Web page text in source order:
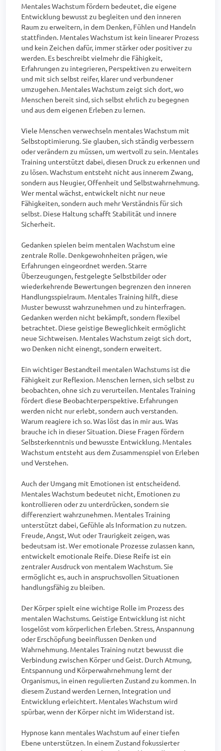
Mentales Wachstum fördern bedeutet, die eigene
Entwicklung bewusst zu begleiten und den inneren
Raum zu erweitern, in dem Denken, Fühlen und Handeln
stattfinden. Mentales Wachstum ist kein linearer Prozess
und kein Zeichen dafür, immer stärker oder positiver zu
werden. Es beschreibt vielmehr die Fähigkeit,
Erfahrungen zu integrieren, Perspektiven zu erweitern
und mit sich selbst reifer, klarer und verbundener
umzugehen. Mentales Wachstum zeigt sich dort, wo
Menschen bereit sind, sich selbst ehrlich zu begegnen
und aus dem eigenen Erleben zu lernen.
Viele Menschen verwechseln mentales Wachstum mit
Selbstoptimierung. Sie glauben, sich ständig verbessern
oder verändern zu müssen, um wertvoll zu sein. Mentales
Training unterstützt dabei, diesen Druck zu erkennen und
zu lösen. Wachstum entsteht nicht aus innerem Zwang,
sondern aus Neugier, Offenheit und Selbstwahrnehmung.
Wer mental wächst, entwickelt nicht nur neue
Fähigkeiten, sondern auch mehr Verständnis für sich
selbst. Diese Haltung schafft Stabilität und innere
Sicherheit.
Gedanken spielen beim mentalen Wachstum eine
zentrale Rolle. Denkgewohnheiten prägen, wie
Erfahrungen eingeordnet werden. Starre
Überzeugungen, festgelegte Selbstbilder oder
wiederkehrende Bewertungen begrenzen den inneren
Handlungsspielraum. Mentales Training hilft, diese
Muster bewusst wahrzunehmen und zu hinterfragen.
Gedanken werden nicht bekämpft, sondern flexibel
betrachtet. Diese geistige Beweglichkeit ermöglicht
neue Sichtweisen. Mentales Wachstum zeigt sich dort,
wo Denken nicht einengt, sondern erweitert.
Ein wichtiger Bestandteil mentalen Wachstums ist die
Fähigkeit zur Reflexion. Menschen lernen, sich selbst zu
beobachten, ohne sich zu verurteilen. Mentales Training
fördert diese Beobachterperspektive. Erfahrungen
werden nicht nur erlebt, sondern auch verstanden.
Warum reagiere ich so. Was löst das in mir aus. Was
brauche ich in dieser Situation. Diese Fragen fördern
Selbsterkenntnis und bewusste Entwicklung. Mentales
Wachstum entsteht aus dem Zusammenspiel von Erleben
und Verstehen.
Auch der Umgang mit Emotionen ist entscheidend.
Mentales Wachstum bedeutet nicht, Emotionen zu
kontrollieren oder zu unterdrücken, sondern sie
differenziert wahrzunehmen. Mentales Training
unterstützt dabei, Gefühle als Information zu nutzen.
Freude, Angst, Wut oder Traurigkeit zeigen, was
bedeutsam ist. Wer emotionale Prozesse zulassen kann,
entwickelt emotionale Reife. Diese Reife ist ein
zentraler Ausdruck von mentalem Wachstum. Sie
ermöglicht es, auch in anspruchsvollen Situationen
handlungsfähig zu bleiben.
Der Körper spielt eine wichtige Rolle im Prozess des
mentalen Wachstums. Geistige Entwicklung ist nicht
losgelöst vom körperlichen Erleben. Stress, Anspannung
oder Erschöpfung beeinflussen Denken und
Wahrnehmung. Mentales Training nutzt bewusst die
Verbindung zwischen Körper und Geist. Durch Atmung,
Entspannung und Körperwahrnehmung lernt der
Organismus, in einen regulierten Zustand zu kommen. In
diesem Zustand werden Lernen, Integration und
Entwicklung erleichtert. Mentales Wachstum wird
spürbar, wenn der Körper nicht im Widerstand ist.
Hypnose kann mentales Wachstum auf einer tiefen
Ebene unterstützen. In einem Zustand fokussierter